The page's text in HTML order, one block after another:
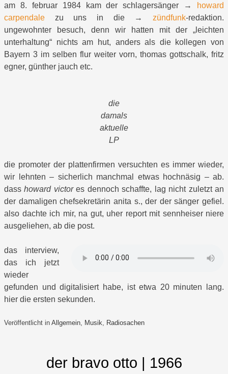
am 8. februar 1984 kam der schlagersänger →
howard
carpendale zu uns in die → zündfunk-redaktion.
ungewohnter besuch, denn wir hatten mit der „leichten
unterhaltung“ nichts am hut, anders als die kollegen von
Bayern 3 im selben flur weiter vorn, thomas gottschalk, fritz
egner, günther jauch etc.
die
damals
aktuelle
LP
die promoter der plattenfirmen versuchten es immer wieder,
wir lehnten – sicherlich manchmal etwas hochnäsig – ab.
dasshoward victores dennoch schaffte, lag nicht zuletzt an
der damaligen chefsekretärin anita s., der der sänger gefiel.
also dachte ich mir, na gut, uher report mit sennheiser niere
ausgeliehen, ab die post.
das interview,
das ich jetzt
wieder
gefunden und digitalisiert habe, ist etwa 20 minuten lang.
hier die ersten sekunden.
Veröffentlicht in Allgemein Musik Radiosachen
der bravo otto | 1966